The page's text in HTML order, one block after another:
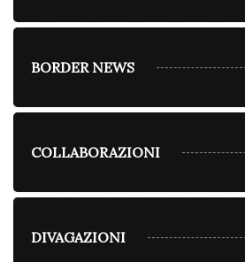
BORDER NEWS
COLLABORAZIONI
DIVAGAZIONI